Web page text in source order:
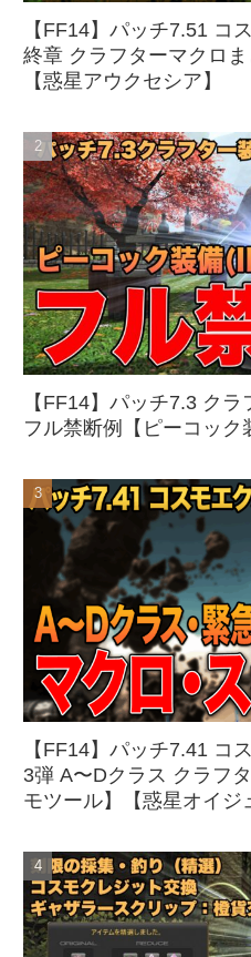
【FF14】パッチ7.51 コ
終章 クラフターマクロま
【惑星アウクセシア】
【FF14】パッチ7.3 クラ
フル禁断例【ピーコック
【FF14】パッチ7.41 コ
3弾 A〜Dクラス クラフ
モツール】【惑星オイジ